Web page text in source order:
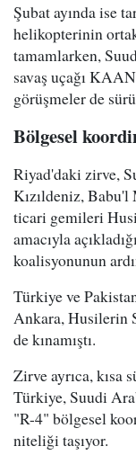
Şubat ayında ise
helikopterinin
tamamlarken,
savaş uçağı
görüşmeler de
Bölgesel
Riyad'daki zirve,
Kızıldeniz, Babu'l
ticari gemileri
amacıyla
koalisyonunun
Türkiye ve
Ankara, Husilerin
de kınamıştı.
Zirve ayrıca, kısa
Türkiye, Suudi
"R-4" bölgesel
niteliği taşıyor.